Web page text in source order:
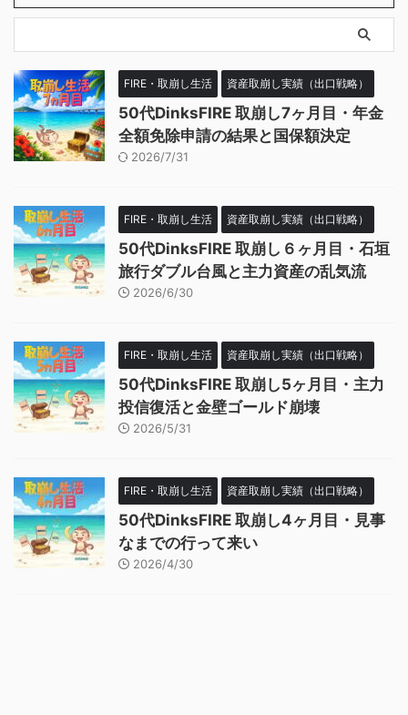
FIRE・取崩し生活 資産取崩し実績（出口戦略）
50代DinksFIRE 取崩し7ヶ月目・年金
全額免除申請の結果と国保額決定
2026/7/31
FIRE・取崩し生活 資産取崩し実績（出口戦略）
50代DinksFIRE 取崩し６ヶ月目・石垣
旅行ダブル台風と主力資産の乱気流
2026/6/30
FIRE・取崩し生活 資産取崩し実績（出口戦略）
50代DinksFIRE 取崩し5ヶ月目・主力
投信復活と金壁ゴールド崩壊
2026/5/31
FIRE・取崩し生活 資産取崩し実績（出口戦略）
50代DinksFIRE 取崩し4ヶ月目・見事
なまでの行って来い
2026/4/30